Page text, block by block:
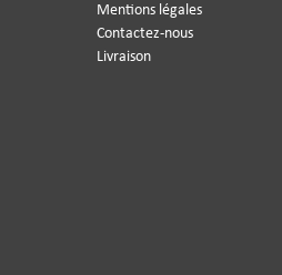
Mentions légales
Contactez-nous
Livraison